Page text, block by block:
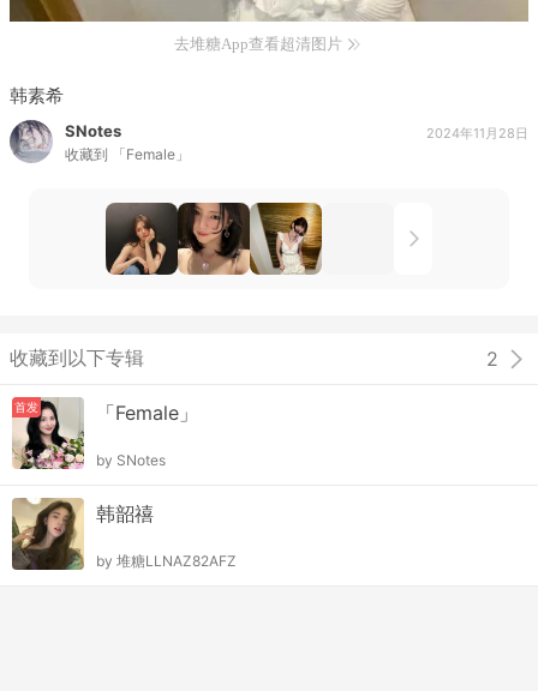
去堆糖App查看超清图片
韩素希
SNotes
收藏到 「Female」
2024年11月28日
收藏到以下专辑 2
首发 「Female」
by SNotes
韩韶禧
by 堆糖LLNAZ82AFZ